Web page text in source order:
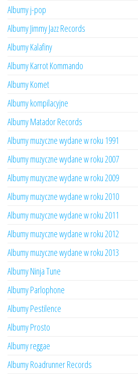
Albumy j-pop
Albumy Jimmy Jazz Records
Albumy Kalafiny
Albumy Karrot Kommando
Albumy Komet
Albumy kompilacyjne
Albumy Matador Records
Albumy muzyczne wydane w roku 1991
Albumy muzyczne wydane w roku 2007
Albumy muzyczne wydane w roku 2009
Albumy muzyczne wydane w roku 2010
Albumy muzyczne wydane w roku 2011
Albumy muzyczne wydane w roku 2012
Albumy muzyczne wydane w roku 2013
Albumy Ninja Tune
Albumy Parlophone
Albumy Pestilence
Albumy Prosto
Albumy reggae
Albumy Roadrunner Records